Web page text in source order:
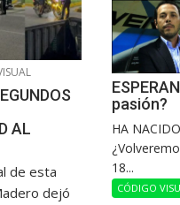
AL
de esta
dejó
pasión?
HA
18...
CÓDIGO